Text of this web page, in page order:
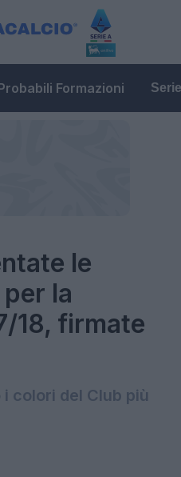
Formazioni
le
la
18, firmate
colori del Club più